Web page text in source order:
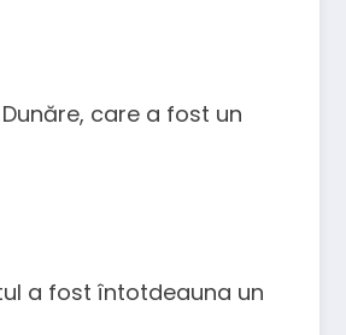
care a fost un
a fost întotdeauna un